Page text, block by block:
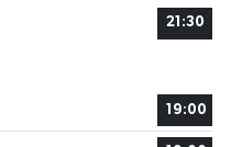
21:30
19:00